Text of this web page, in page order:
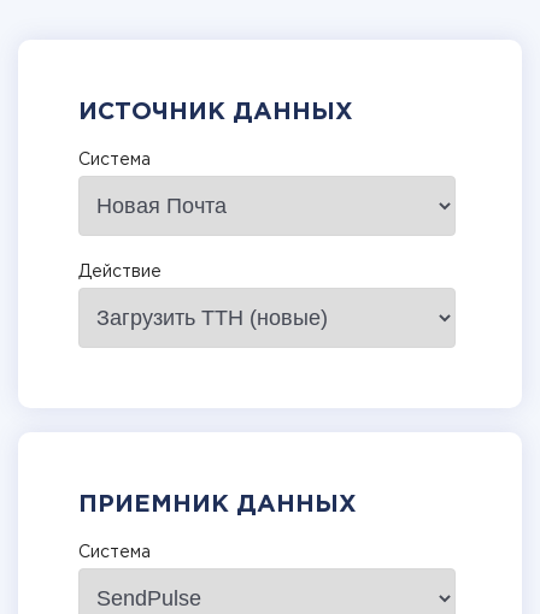
ИСТОЧНИК ДАННЫХ
Система
Действие
ПРИЕМНИК ДАННЫХ
Система